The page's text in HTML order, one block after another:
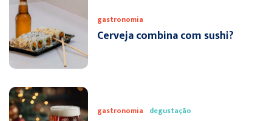
gastronomia
Cerveja combina com sushi?
gastronomia degustação